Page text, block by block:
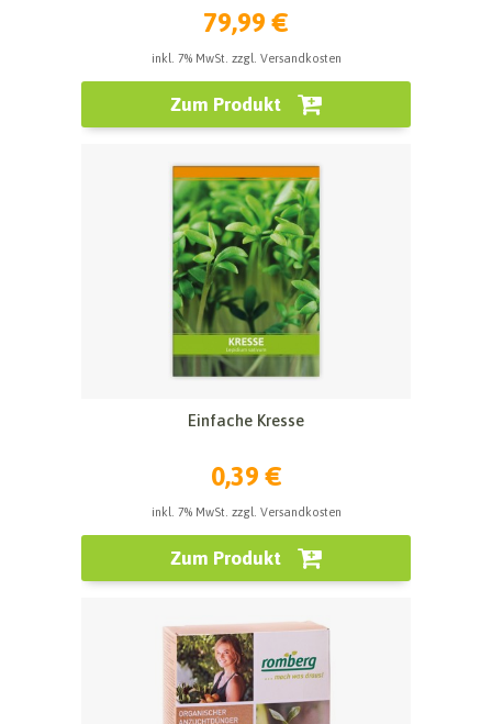
79,99 €
inkl. 7% MwSt. zzgl. Versandkosten
Zum Produkt
Einfache Kresse
0,39 €
inkl. 7% MwSt. zzgl. Versandkosten
Zum Produkt